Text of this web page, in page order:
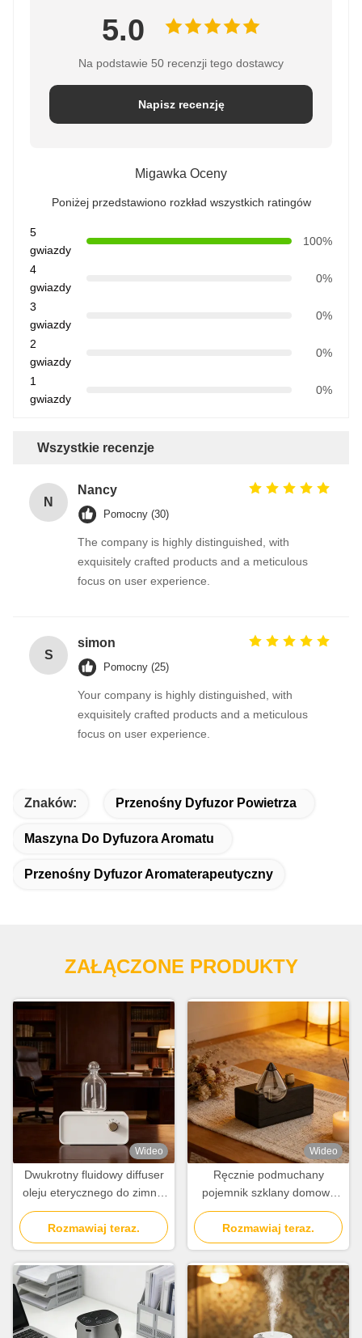
5.0
Na podstawie 50 recenzji tego dostawcy
Napisz recenzję
Migawka Oceny
Poniżej przedstawiono rozkład wszystkich ratingów
5
gwiazdy
100%
4
gwiazdy
0%
3
gwiazdy
0%
2
gwiazdy
0%
1
gwiazdy
0%
Wszystkie recenzje
N
Nancy
Pomocny (30)
The company is highly distinguished, with
exquisitely crafted products and a meticulous
focus on user experience.
S
simon
Pomocny (25)
Your company is highly distinguished, with
exquisitely crafted products and a meticulous
focus on user experience.
Znaków: Przenośny Dyfuzor Powietrza
Maszyna Do Dyfuzora Aromatu
Przenośny Dyfuzor Aromaterapeutyczny
ZAŁĄCZONE PRODUKTY
Wideo
Dwukrotny fluidowy diffuser
oleju eterycznego do zimnej
nebulizacji 100cbm z
ładowalną baterią litową
Rozmawiaj teraz.
Wideo
Ręcznie podmuchany
pojemnik szklany domowy
dyfuzor aromatyczny z
naturalną konserwacją
ziaren drewna
Rozmawiaj teraz.